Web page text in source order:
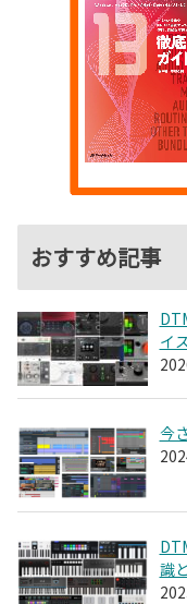
おすすめ記事
イ
今
識